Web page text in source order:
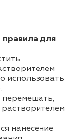
правила для
использовать
нанесение